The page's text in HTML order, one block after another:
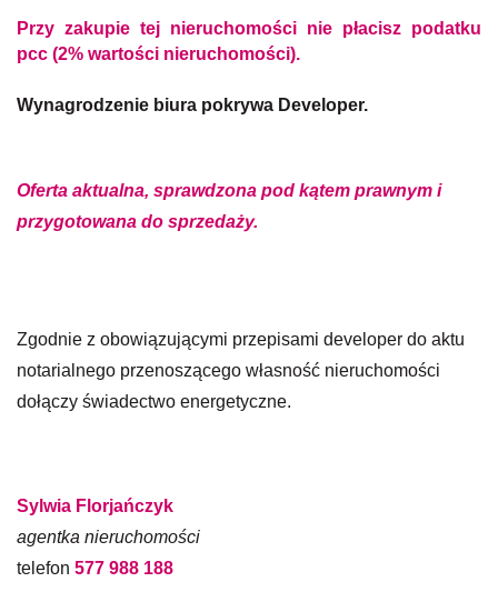
Przy zakupie tej nieruchomości nie płacisz podatku
pcc (2% wartości nieruchomości).
Wynagrodzenie biura pokrywa Developer.
Oferta aktualna, sprawdzona pod kątem prawnym i
przygotowana do sprzedaży.
Zgodnie z obowiązującymi przepisami developer do aktu
notarialnego przenoszącego własność nieruchomości
dołączy świadectwo energetyczne.
Sylwia Florjańczyk
agentka nieruchomości
telefon 577 988 188